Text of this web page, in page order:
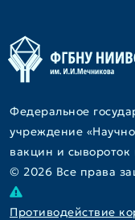
Федеральное
учреждение
вакцин и
© 2026 Все права
Противодействие